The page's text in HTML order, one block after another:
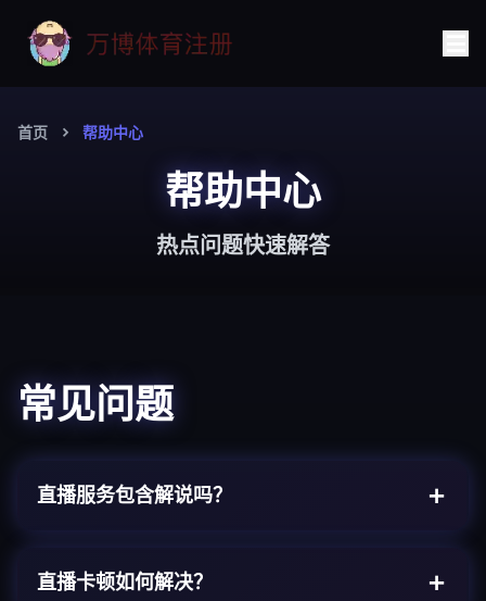
首页 帮助中心
帮助中心
热点问题快速解答
常见问题
直播服务包含解说吗？
直播卡顿如何解决？